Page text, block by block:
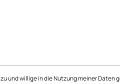
zu und willige in die Nutzung meiner Daten